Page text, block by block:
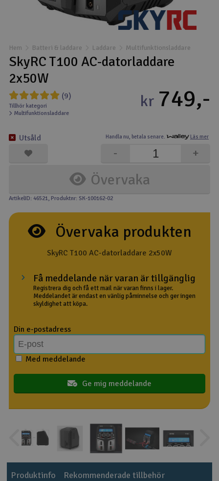
Drönare
Drönare för FPV
Flygplan
Helikopter
Kamerautrustning
Modelljärnväg
Motor & tillbehör
Outlet
Raketer
Scooter & elfordon
Smarthem, lek och hobby
Solenergi
Verktyg, utrustning och tillbehör
Presentkort
Hem Batteri & laddare Laddare Multifunktionsladdare
SkyRC T100 AC-datorladdare
2x50W
(9)
Tillhör kategori
Multifunktionsladdare
Handla nu, betala senare. Läs mer
kr 749,-
Övervaka
+
-
Utsåld
ArtikelID: 46521, Produktnr: SK-100162-02
Övervaka produkten
SkyRC T100 AC-datorladdare 2x50W
Få meddelande när varan är tillgänglig
Registrera dig och få ett mail när varan finns i lager.
Meddelandet är endast en vänlig påminnelse och ger ingen
skyldighet att köpa.
Din e-postadress
Med meddelande
Ge mig meddelande
Produktinfo Rekommenderade tillbehör